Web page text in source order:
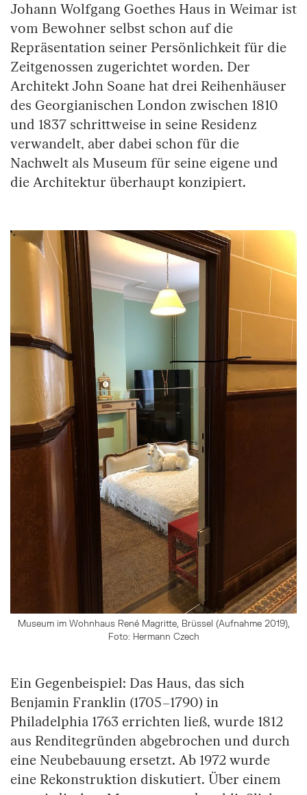
Johann Wolfgang Goethes Haus in Weimar ist
vom Bewohner selbst schon auf die
Repräsentation seiner Persönlichkeit für die
Zeitgenossen zugerichtet worden. Der
Architekt John Soane hat drei Reihenhäuser
des Georgianischen London zwischen 1810
und 1837 schrittweise in seine Residenz
verwandelt, aber dabei schon für die
Nachwelt als Museum für seine eigene und
die Architektur überhaupt konzipiert.
Museum im Wohnhaus René Magritte, Brüssel (Aufnahme 2019),
Foto: Hermann Czech
Ein Gegenbeispiel: Das Haus, das sich
Benjamin Franklin (1705–1790) in
Philadelphia 1763 errichten ließ, wurde 1812
aus Renditegründen abgebrochen und durch
eine Neubebauung ersetzt. Ab 1972 wurde
eine Rekonstruktion diskutiert. Über einem